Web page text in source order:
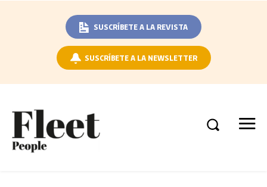
SUSCRÍBETE A LA REVISTA
SUSCRÍBETE A LA NEWSLETTER